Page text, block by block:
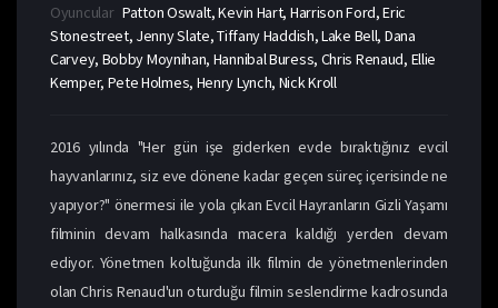
Oyuncular Patton Oswalt, Kevin Hart, Harrison Ford, Eric
Stonestreet, Jenny Slate, Tiffany Haddish, Lake Bell, Dana
Carvey, Bobby Moynihan, Hannibal Buress, Chris Renaud, Ellie
Kemper, Pete Holmes, Henry Lynch, Nick Kroll
2016 yılında "Her gün işe giderken evde bıraktığınız evcil
hayvanlarınız, siz eve dönene kadar geçen süreç içerisinde ne
yapıyor?" önermesi ile yola çıkan Evcil Hayranların Gizli Yaşamı
filminin devam halkasında macera kaldığı yerden devam
ediyor. Yönetmen koltuğunda ilk filmin de yönetmenlerinden
olan Chris Renaud'un oturduğu filmin seslendirme kadrosunda